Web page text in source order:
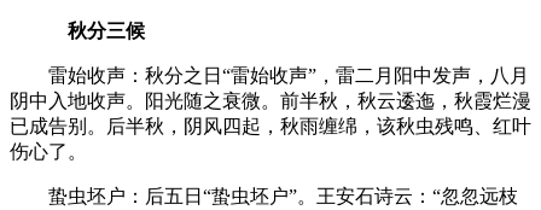
秋分三候
雷始收声：秋分之日“雷始收声”，雷二月阳中发声，八月
阴中入地收声。阳光随之衰微。前半秋，秋云逶迤，秋霞烂漫
已成告别。后半秋，阴风四起，秋雨缠绵，该秋虫残鸣、红叶
伤心了。
蛰虫坯户：后五日“蛰虫坯户”。王安石诗云：“忽忽远枝